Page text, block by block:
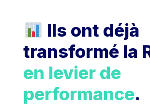
Ils ont déjà
transformé la
en levier de
performance.